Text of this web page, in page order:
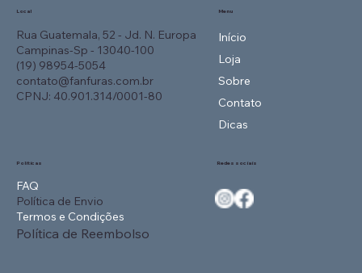
Local
Rua Guatemala, 52 - Jd. N. Europa
Campinas-Sp - 13040-100
(19) 98954-5054
contato@fanfuras.com.br
CPNJ: 40.901.314/0001-80
Menu
Início
Loja
Sobre
Contato
Dicas
Políticas
FAQ
Política de Envio
Termos e Condições
Política de Reembolso
Redes sociais